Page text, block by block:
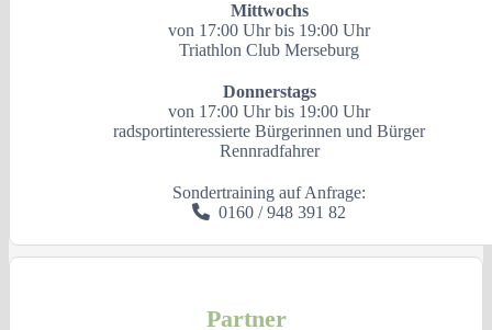
Mittwochs
von 17:00 Uhr bis 19:00 Uhr
Triathlon Club Merseburg
Donnerstags
von 17:00 Uhr bis 19:00 Uhr
radsportinteressierte Bürgerinnen und Bürger
Rennradfahrer
Sondertraining auf Anfrage:
0160 / 948 391 82
Partner